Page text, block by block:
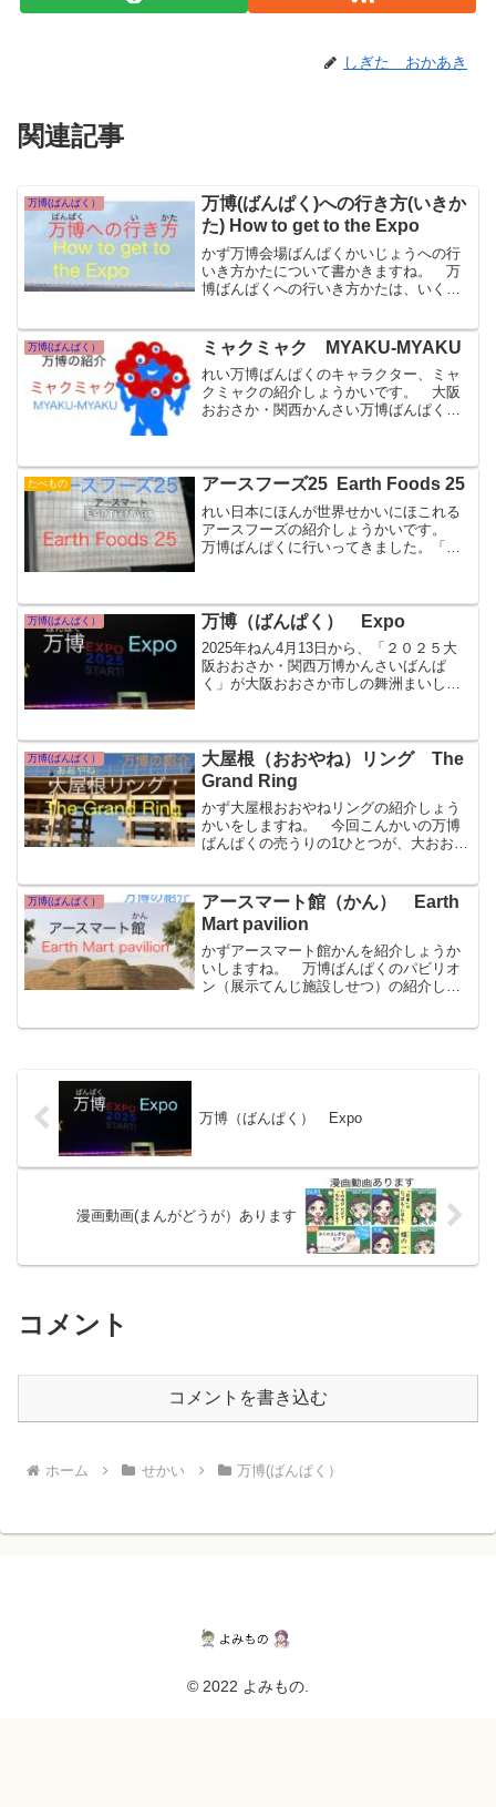
しぎた おかあき
関連記事
万博(ばんぱく）
万博(ばんぱく)への行き方(いきか
た) How to get to the Expo
かず万博会場ばんぱくかいじょうへの行
いき方かたについて書かきますね。 万
博ばんぱくへの行いき方かたは、いくつ
そして、万博会場ばんぱくかいじょうの
入いり口ぐちは、東ひがし...
万博(ばんぱく） ミャクミャク MYAKU-MYAKU
れい万博ばんぱくのキャラクター、ミャ
クミャクの紹介しょうかいです。 大阪
おおさか・関西かんさい万博ばんぱくの
は、ミャクミャクの絵えや人...
たべもの アースフーズ25 Earth Foods 25
れい日本にほんが世界せかいにほこれる
アースフーズの紹介しょうかいです。
万博ばんぱくに行いってきました。「ア
べ物もののリストを「アー...
万博(ばんぱく） 万博（ばんぱく） Expo
2025年ねん4月13日から、「２０２５大
阪おおさか・関西万博かんさいばんぱ
く」が大阪おおさか市しの舞洲まいしま
いう意味いみです。 万国ばんこくと
は、たくさんの国くにとい...
万博(ばんぱく）
大屋根（おおやね）リング The
Grand Ring
かず大屋根おおやねリングの紹介しょう
かいをしますね。 今回こんかいの万博
ばんぱくの売うりの1ひとつが、大おお屋
うの円形えんけいの建物たてものがたっ
ています。 一周いっし...
万博(ばんぱく）
アースマート館（かん） Earth
Mart pavilion
かずアースマート館かんを紹介しょうか
いしますね。 万博ばんぱくのパビリオ
ン（展示てんじ施設しせつ）の紹介しょ
万博（ばんぱく） Expo
漫画動画(まんがどうが）あります
コメント
コメントを書き込む
ホーム せかい 万博(ばんぱく）
© 2022 よみもの.